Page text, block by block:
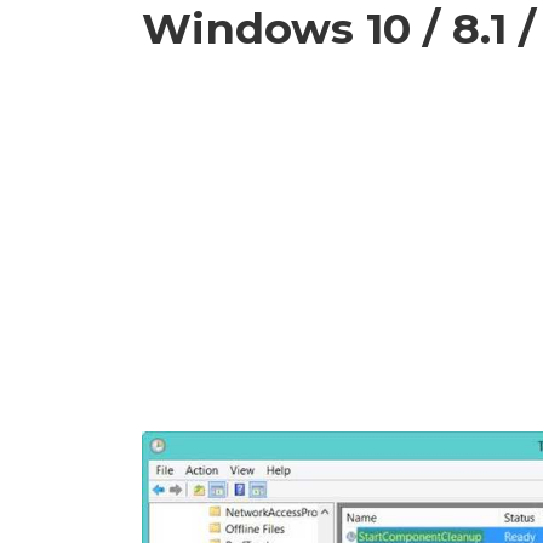
Windows 10 / 8.1